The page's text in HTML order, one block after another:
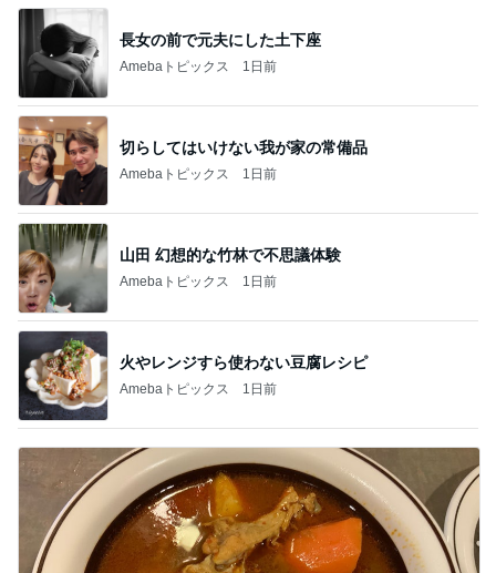
長女の前で元夫にした土下座
Amebaトピックス 1日前
切らしてはいけない我が家の常備品
Amebaトピックス 1日前
山田 幻想的な竹林で不思議体験
Amebaトピックス 1日前
火やレンジすら使わない豆腐レシピ
Amebaトピックス 1日前